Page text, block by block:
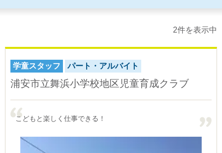
2件を表示中
学童スタッフ パート・アルバイト
浦安市立舞浜小学校地区児童育成クラブ
こどもと楽しく仕事できる！